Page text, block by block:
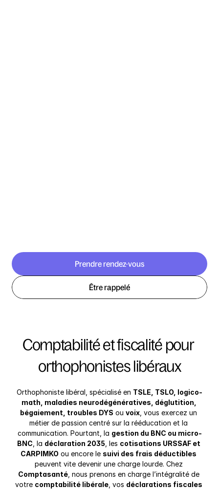
Prendre rendez-vous
Être rappelé
Comptabilité et fiscalité pour
orthophonistes libéraux
Orthophoniste libéral, spécialisé en TSLE, TSLO, logico-
math, maladies neurodégénératives, déglutition,
bégaiement, troubles DYS ou voix , vous exercez un
métier de passion centré sur la rééducation et la
communication. Pourtant, la gestion du BNC ou micro-
BNC , la déclaration 2035 , les cotisations URSSAF et
CARPIMKO ou encore le suivi des frais déductibles
Comptasanté, nous prenons en charge l’intégralité de
votre comptabilité libérale , vos déclarations fiscales